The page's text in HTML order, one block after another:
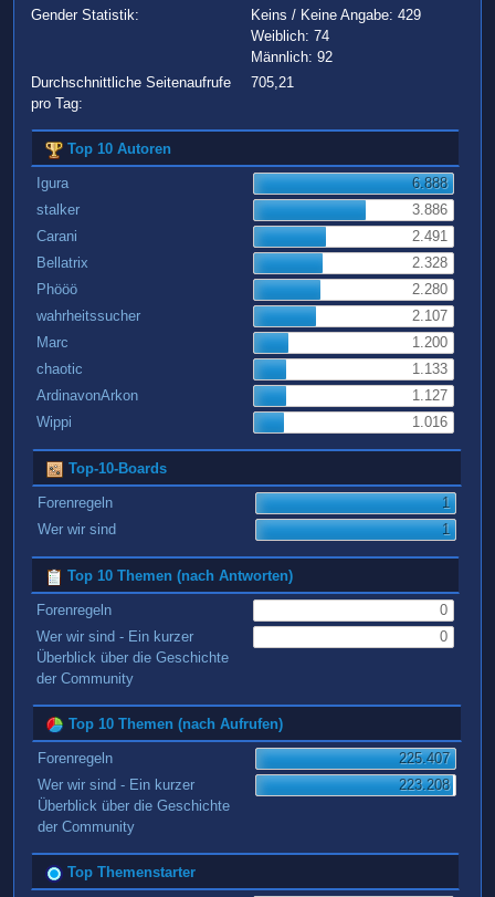
Gender Statistik:
Keins / Keine Angabe: 429
Weiblich: 74
Männlich: 92
Durchschnittliche Seitenaufrufe
pro Tag:
705,21
Top 10 Autoren
Igura
6.888
stalker
3.886
Carani
2.491
Bellatrix
2.328
Phööö
2.280
wahrheitssucher
2.107
Marc
1.200
chaotic
1.133
ArdinavonArkon
1.127
Wippi
1.016
Top-10-Boards
Forenregeln
1
Wer wir sind
1
Top 10 Themen (nach Antworten)
Forenregeln
0
Wer wir sind - Ein kurzer
Überblick über die Geschichte
der Community
0
Top 10 Themen (nach Aufrufen)
Forenregeln
225.407
Wer wir sind - Ein kurzer
Überblick über die Geschichte
der Community
223.208
Top Themenstarter